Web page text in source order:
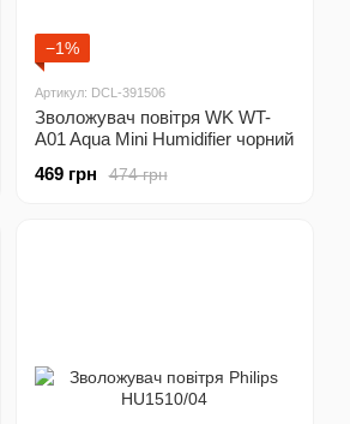
−1%
Артикул: DCL-391506
Зволожувач повітря WK WT-
A01 Aqua Mini Humidifier чорний
474 грн
469 грн